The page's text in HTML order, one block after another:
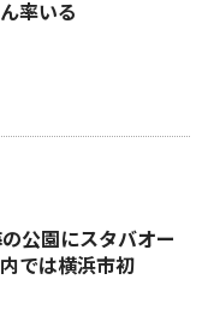
率いる
公園にスタバオー
では横浜市初